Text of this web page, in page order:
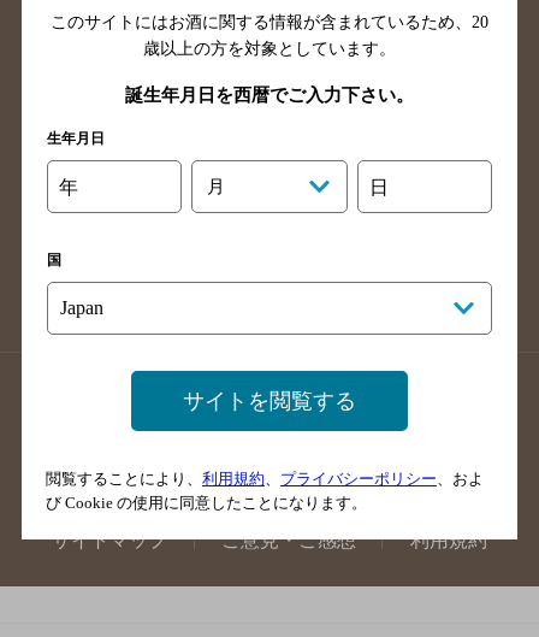
山口県のバー検索
鳥取県のバー検索
島根県のバー検索
徳島県のバー検索
高知県のバー検索
福岡県のバー検索
長崎県のバー検索
佐賀県のバー検索
店舗登録方法のご案内
店舗情報更新方法のご案内
掲載店舗様ログイン
サイトマップ ご意見・ご感想 利用規約
このサイトにはお酒に関する情報が含まれているため、 20
歳以上の方を対象としています。
誕生年月日を西暦でご入力下さい。
生年月日
年 月 日
国
サイトを閲覧する
閲覧することにより、 利用規約 プライバシーポリシー 、およ
び Cookie の使用に同意したことになります。